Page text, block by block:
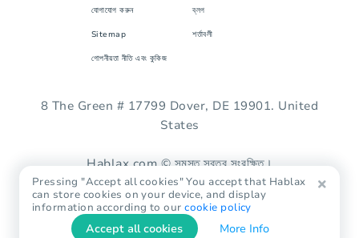
যোগাযোগ করুন ব্লগ
Sitemap শর্তাবলী
গোপনীয়তা নীতি এবং কুকিজ
8 The Green # 17799 Dover, DE 19901. United
States
Hablax.com © সমস্ত স্বত্ব সংরক্ষিত।
Pressing "Accept all cookies" You accept that Hablax
can store cookies on your device, and display
information according to ourcookie policy
Accept all cookies More Info